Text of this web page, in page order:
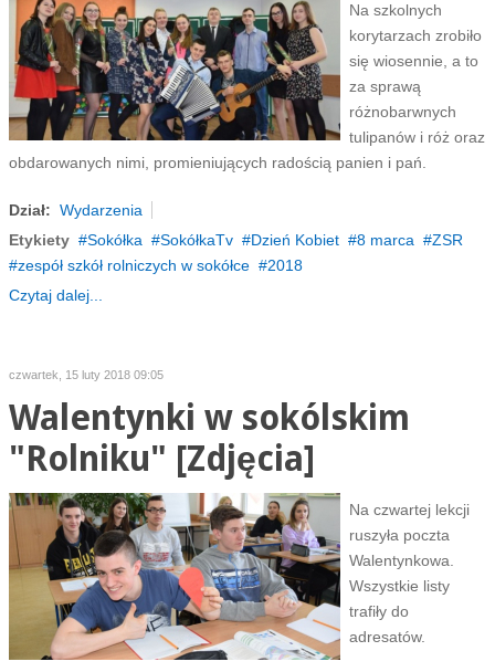
Na szkolnych
korytarzach zrobiło
się wiosennie, a to
za sprawą
różnobarwnych
tulipanów i róż oraz
obdarowanych nimi, promieniujących radością panien i pań.
Dział: Wydarzenia
Etykiety
Sokółka SokółkaTv Dzień Kobiet 8 marca
ZSR
zespół szkół rolniczych w sokółce
2018
Czytaj dalej...
czwartek, 15 luty 2018 09:05
Walentynki w sokólskim
"Rolniku" [Zdjęcia]
Na czwartej lekcji
ruszyła poczta
Walentynkowa.
Wszystkie listy
trafiły do
adresatów.